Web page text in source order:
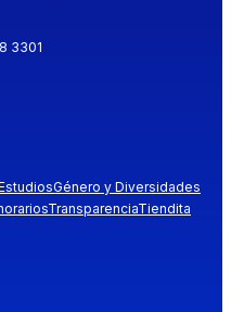
3301
Género y Diversidades
TransparenciaTiendita